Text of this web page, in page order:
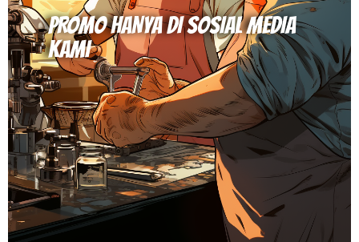
PROMO HANYA DI SOSIAL MEDIA
KAMI